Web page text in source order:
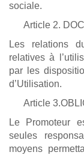
sociale.
Article 2.
Les relations
relatives à
par les
d’Utilisation.
Article
Le Promoteur
seules
moyens